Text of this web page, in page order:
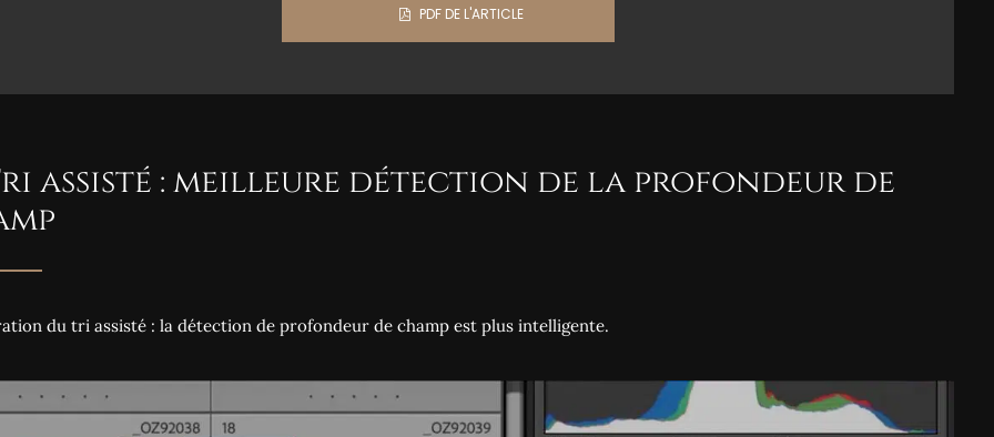
PDF DE L'ARTICLE
assisté : meilleure détection de la profondeur de
du tri assisté : la détection de profondeur de champ est plus intelligente.